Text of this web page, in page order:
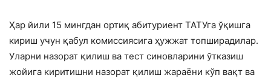
Ҳар йили 15 мингдан ортиқ абитуриент ТАТУга ўқишга
кириш учун қабул комиссиясига ҳужжат топширадилар.
Уларни назорат қилиш ва тест синовларини ўтказиш
жойига киритишни назорат қилиш жараёни кўп вақт ва